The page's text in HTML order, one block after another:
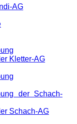
AG
Kletter-AG
der Schach-
Schach-AG